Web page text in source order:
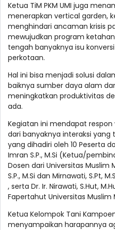
Ketua TiM PKM UMI juga
menerapkan vertical garden,
menghindari ancaman krisis
mewujudkan program
tengah banyaknya isu
perkotaan.
Hal ini bisa menjadi solusi
baiknya sumber daya alam
meningkatkan produktivitas
ada.
Kegiatan ini mendapat
dari banyaknya interaksi yang
yang dihadiri oleh 10 Peserta
Imran S.P., M.Si (Ketua/
Dosen dari Universitas Muslim
S.P., M.Si dan Mirnawati, S.Pt,
, serta Dr. Ir. Nirawati, S.Hut,
Fapertahut Universitas Muslim
Ketua Kelompok Tani
menyampaikan harapannya